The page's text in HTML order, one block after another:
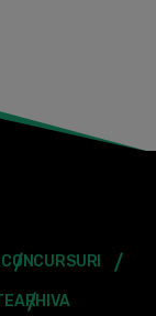
CONCURSURI
ARHIVA